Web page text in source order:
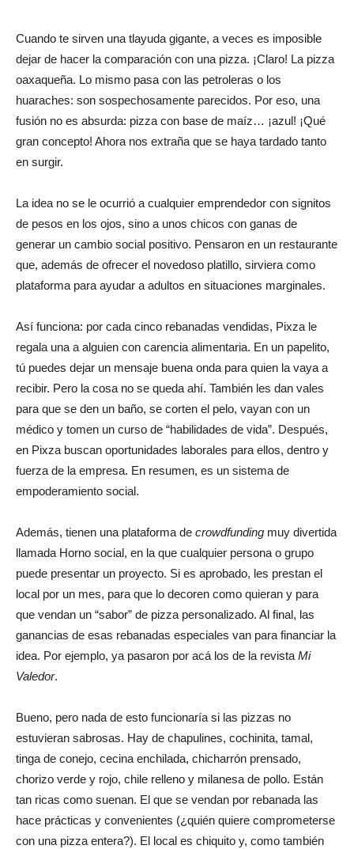
Cuando te sirven una tlayuda gigante, a veces es imposible
dejar de hacer la comparación con una pizza. ¡Claro! La pizza
oaxaqueña. Lo mismo pasa con las petroleras o los
huaraches: son sospechosamente parecidos. Por eso, una
fusión no es absurda: pizza con base de maíz… ¡azul! ¡Qué
gran concepto! Ahora nos extraña que se haya tardado tanto
en surgir.
La idea no se le ocurrió a cualquier emprendedor con signitos
de pesos en los ojos, sino a unos chicos con ganas de
generar un cambio social positivo. Pensaron en un restaurante
que, además de ofrecer el novedoso platillo, sirviera como
plataforma para ayudar a adultos en situaciones marginales.
Así funciona: por cada cinco rebanadas vendidas, Pixza le
regala una a alguien con carencia alimentaria. En un papelito,
tú puedes dejar un mensaje buena onda para quien la vaya a
recibir. Pero la cosa no se queda ahí. También les dan vales
para que se den un baño, se corten el pelo, vayan con un
médico y tomen un curso de “habilidades de vida”. Después,
en Pixza buscan oportunidades laborales para ellos, dentro y
fuerza de la empresa. En resumen, es un sistema de
empoderamiento social.
Además, tienen una plataforma de crowdfunding muy divertida
llamada Horno social, en la que cualquier persona o grupo
puede presentar un proyecto. Si es aprobado, les prestan el
local por un mes, para que lo decoren como quieran y para
que vendan un “sabor” de pizza personalizado. Al final, las
ganancias de esas rebanadas especiales van para financiar la
idea. Por ejemplo, ya pasaron por acá los de la revista Mi
Valedor.
Bueno, pero nada de esto funcionaría si las pizzas no
estuvieran sabrosas. Hay de chapulines, cochinita, tamal,
tinga de conejo, cecina enchilada, chicharrón prensado,
chorizo verde y rojo, chile relleno y milanesa de pollo. Están
tan ricas como suenan. El que se vendan por rebanada las
hace prácticas y convenientes (¿quién quiere comprometerse
con una pizza entera?). El local es chiquito y, como también